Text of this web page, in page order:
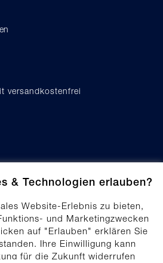
& Technologien erlauben?
Website-Erlebnis zu bieten,
und Marketingzwecken
auf "Erlauben" erklären Sie
Ihre Einwilligung kann
für die Zukunft widerrufen
versandkostenfrei